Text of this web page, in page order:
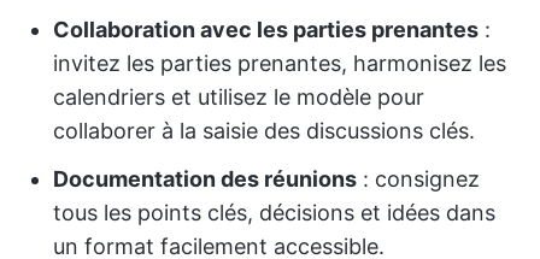
Collaboration avec les parties prenantes :
invitez les parties prenantes, harmonisez les
calendriers et utilisez le modèle pour
collaborer à la saisie des discussions clés.
Documentation des réunions : consignez
tous les points clés, décisions et idées dans
un format facilement accessible.